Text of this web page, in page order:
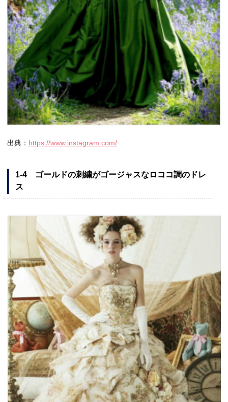
出典： https://www.instagram.com/
1-4 ゴールドの刺繍がゴージャスなロココ調のドレ
ス